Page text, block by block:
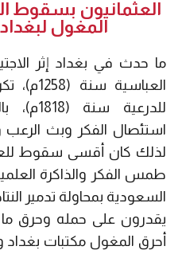
العثمانيون بسقوط
المغول لبغداد
ما حدث في بغداد إثر
العباسية
استئصال الفكر وبث
لذلك كان أقسى سقوط
طمس الفكر والذاكرة
السعودية بمحاولة تدمير
يقدرون على حمله وحرق
أحرق المغول مكتبات بغداد